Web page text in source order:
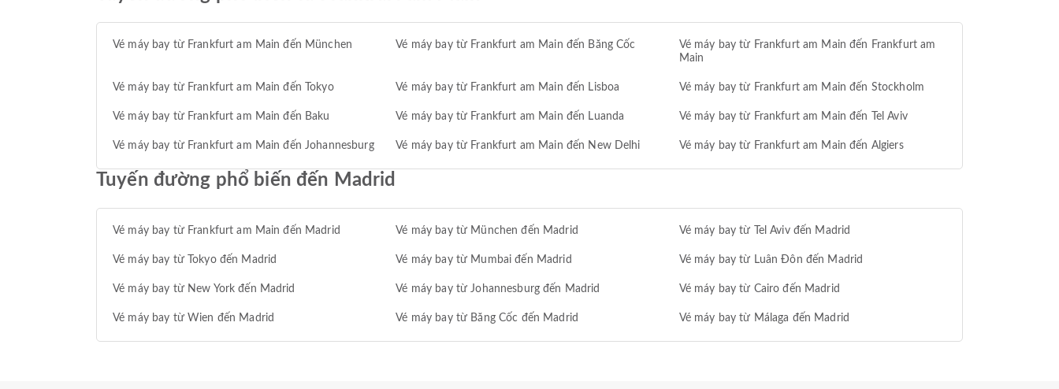
Vé máy bay từ Frankfurt am Main đến München Vé máy bay từ Frankfurt am Main đến Băng Cốc
Vé máy bay từ Frankfurt am Main đến Frankfurt am
Main
Vé máy bay từ Frankfurt am Main đến Tokyo Vé máy bay từ Frankfurt am Main đến Lisboa Vé máy bay từ Frankfurt am Main đến Stockholm
Vé máy bay từ Frankfurt am Main đến Baku Vé máy bay từ Frankfurt am Main đến Luanda Vé máy bay từ Frankfurt am Main đến Tel Aviv
Vé máy bay từ Frankfurt am Main đến Johannesburg Vé máy bay từ Frankfurt am Main đến New Delhi Vé máy bay từ Frankfurt am Main đến Algiers
Tuyến đường phổ biến đến Madrid
Vé máy bay từ Frankfurt am Main đến Madrid Vé máy bay từ München đến Madrid Vé máy bay từ Tel Aviv đến Madrid
Vé máy bay từ Tokyo đến Madrid Vé máy bay từ Mumbai đến Madrid Vé máy bay từ Luân Đôn đến Madrid
Vé máy bay từ New York đến Madrid Vé máy bay từ Johannesburg đến Madrid Vé máy bay từ Cairo đến Madrid
Vé máy bay từ Wien đến Madrid Vé máy bay từ Băng Cốc đến Madrid Vé máy bay từ Málaga đến Madrid